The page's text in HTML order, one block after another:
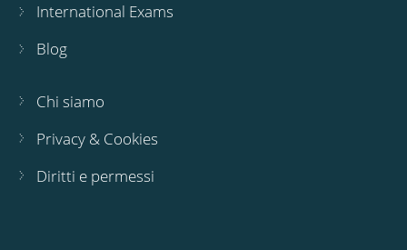
International Exams
Blog
Chi siamo
Privacy & Cookies
Diritti e permessi